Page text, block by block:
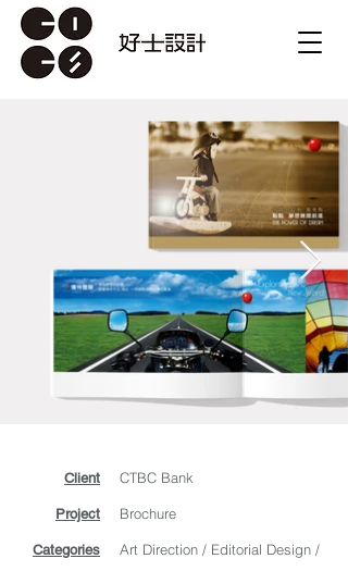
Client
Project
Categories
CTBC Bank
Brochure
Art Direction / Editorial Design /